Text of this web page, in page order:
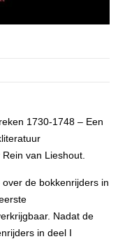
1730-1748 – Een
van Lieshout.
de bokkenrijders in
Nadat de
in deel I